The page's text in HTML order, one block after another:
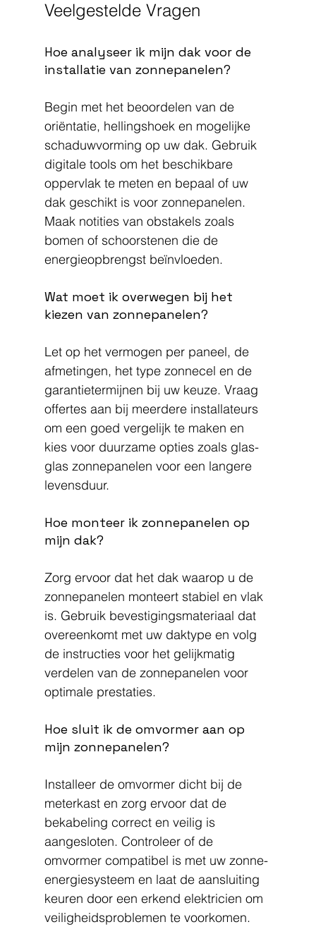
Veelgestelde Vragen
Hoe analyseer ik mijn dak voor de
installatie van zonnepanelen?
Begin met het beoordelen van de
oriëntatie, hellingshoek en mogelijke
schaduwvorming op uw dak. Gebruik
digitale tools om het beschikbare
oppervlak te meten en bepaal of uw
dak geschikt is voor zonnepanelen.
Maak notities van obstakels zoals
bomen of schoorstenen die de
energieopbrengst beïnvloeden.
Wat moet ik overwegen bij het
kiezen van zonnepanelen?
Let op het vermogen per paneel, de
afmetingen, het type zonnecel en de
garantietermijnen bij uw keuze. Vraag
offertes aan bij meerdere installateurs
om een goed vergelijk te maken en
kies voor duurzame opties zoals glas-
glas zonnepanelen voor een langere
levensduur.
Hoe monteer ik zonnepanelen op
mijn dak?
Zorg ervoor dat het dak waarop u de
zonnepanelen monteert stabiel en vlak
is. Gebruik bevestigingsmateriaal dat
overeenkomt met uw daktype en volg
de instructies voor het gelijkmatig
verdelen van de zonnepanelen voor
optimale prestaties.
Hoe sluit ik de omvormer aan op
mijn zonnepanelen?
Installeer de omvormer dicht bij de
meterkast en zorg ervoor dat de
bekabeling correct en veilig is
aangesloten. Controleer of de
omvormer compatibel is met uw zonne-
energiesysteem en laat de aansluiting
keuren door een erkend elektricien om
veiligheidsproblemen te voorkomen.